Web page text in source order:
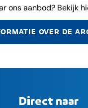
ons aanbod? Bekijk
OVER DE
Direct naar